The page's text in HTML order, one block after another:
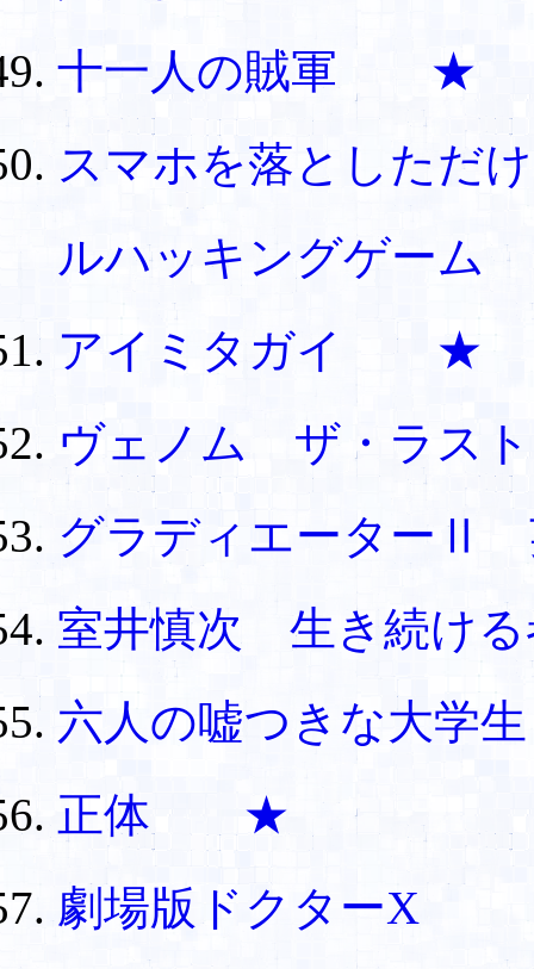
十一人の賊軍 ★
スマホを落としただ
ルハッキングゲーム
アイミタガイ ★
ヴェノム ザ・ラス
グラディエータ
室井慎次 生き続
六人の嘘つきな大学生
正体 ★
劇場版ドクターX